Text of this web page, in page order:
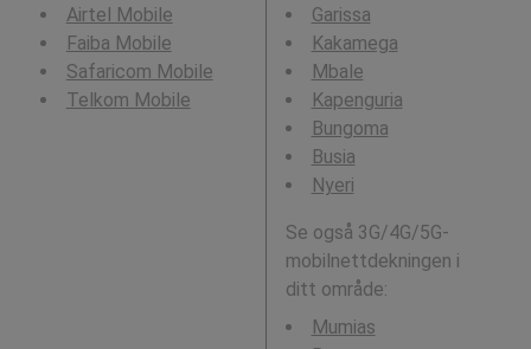
Airtel Mobile
Faiba Mobile
Safaricom Mobile
Telkom Mobile
Garissa
Kakamega
Mbale
Kapenguria
Bungoma
Busia
Nyeri
Se også 3G/4G/5G-
mobilnettdekningen i
ditt område:
Mumias